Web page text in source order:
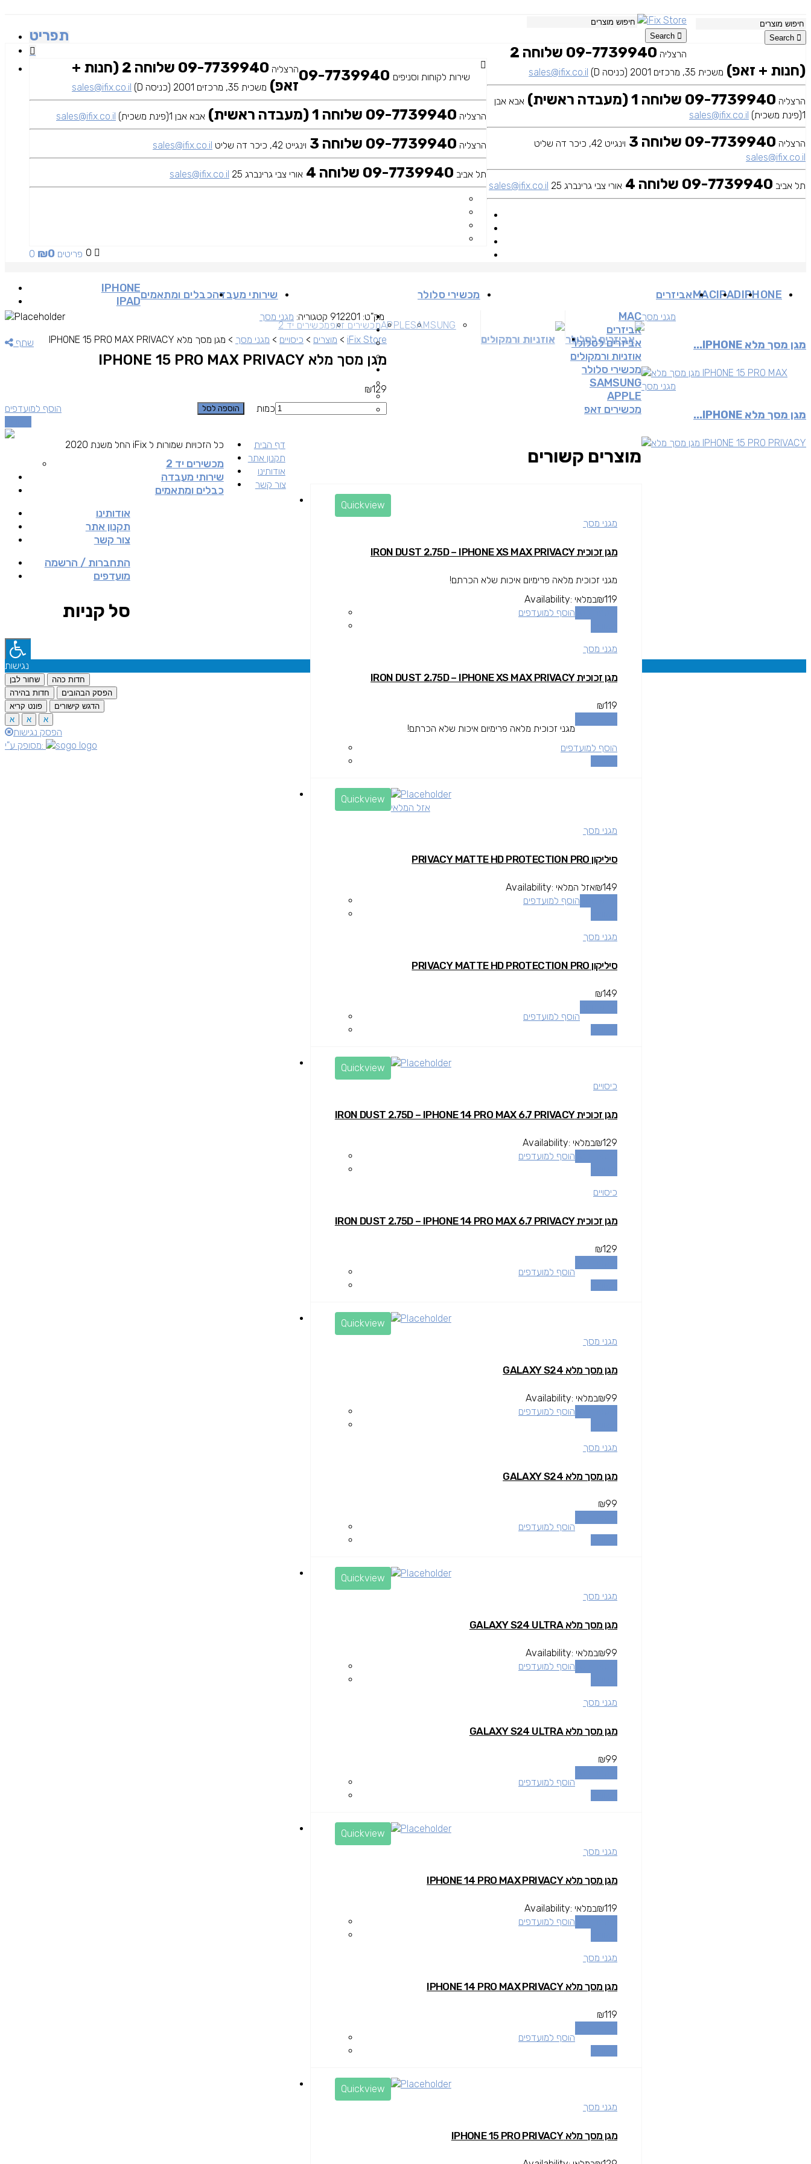
Search תפריט
שירות לקוחות וסניפים
הרצליה
09-7739940 שלוחה 2 (חנות +
זאפ) משכית 35, מרכזים 2001 (כניסה D) sales@ifix.co.il
הרצליה 09-7739940 שלוחה 1 (מעבדה ראשית) אבא אבן 1(פינת משכית) sales@ifix.co.il
הרצליה 09-7739940 שלוחה 3 וינגייט 42, כיכר דה שליט sales@ifix.co.il
תל אביב 09-7739940 שלוחה 4 אורי צבי גרינברג 25 sales@ifix.co.il
0 0 פריטים ₪0
IPHONE
IPAD
MACאביזרים
אביזרים לסלולר אוזניות ורמקולים
מכשירי סלולר
SAMSUNG
APPLEמכשירים זאפמכשירים יד 2
שירותי מעבדהכבלים ומתאמים
שתף iFix Store
> מוצרים > כיסויים > מגני מסך > מגן מסך מלא IPHONE 15 PRO MAX PRIVACY
מגן מסך מלא IPHONE 15 PRO MAX PRIVACY
₪129
כמות
הוספה לסל
הוסף למועדפים
מק"ט: 912201 קטגוריה: מגני מסך מגני מסך
מגן מסך מלא IPHONE...
מגני מסך
מגן מסך מלא IPHONE...
מוצרים קשורים
Quickview
מגני מסך
מגן זכוכית IRON DUST 2.75D – IPHONE XS MAX PRIVACY
מגני זכוכית מלאה פרימיום איכות שלא הכרתם!
₪119
Availability: במלאי
הוסף למועדפים
מגני מסך
מגן זכוכית IRON DUST 2.75D – IPHONE XS MAX PRIVACY
₪119
מגני זכוכית מלאה פרימיום איכות שלא הכרתם!
הוסף למועדפים
Quickview
אזל המלאי
מגני מסך
סיליקון PRIVACY MATTE HD PROTECTION PRO
₪149
Availability: אזל המלאי
הוסף למועדפים
מגני מסך
סיליקון PRIVACY MATTE HD PROTECTION PRO
₪149
הוסף למועדפים
Quickview
כיסויים
מגן זכוכית IRON DUST 2.75D – IPHONE 14 PRO MAX 6.7 PRIVACY
₪129
Availability: במלאי
הוסף למועדפים
כיסויים
מגן זכוכית IRON DUST 2.75D – IPHONE 14 PRO MAX 6.7 PRIVACY
₪129
הוסף למועדפים
Quickview
מגני מסך
מגן מסך מלא GALAXY S24
₪99
Availability: במלאי
הוסף למועדפים
מגני מסך
מגן מסך מלא GALAXY S24
₪99
הוסף למועדפים
Quickview
מגני מסך
מגן מסך מלא GALAXY S24 ULTRA
₪99
Availability: במלאי
הוסף למועדפים
מגני מסך
מגן מסך מלא GALAXY S24 ULTRA
₪99
הוסף למועדפים
Quickview
מגני מסך
מגן מסך מלא IPHONE 14 PRO MAX PRIVACY
₪119
Availability: במלאי
הוסף למועדפים
מגני מסך
מגן מסך מלא IPHONE 14 PRO MAX PRIVACY
₪119
הוסף למועדפים
Quickview
מגני מסך
מגן מסך מלא IPHONE 15 PRO PRIVACY
דף הבית
תקנון אתר
אודותינו
צור קשר
כל הזכויות שמורות ל iFix החל משנת 2020
Search
הרצליה
09-7739940 שלוחה 2
(חנות + זאפ) משכית 35, מרכזים 2001 (כניסה D) sales@ifix.co.il
הרצליה 09-7739940 שלוחה 1 (מעבדה ראשית)
אבא אבן
1(פינת משכית)
sales@ifix.co.il
הרצליה 09-7739940 שלוחה 3
וינגייט 42, כיכר דה שליט
sales@ifix.co.il
תל אביב 09-7739940 שלוחה 4 אורי צבי גרינברג 25 sales@ifix.co.il
IPHONE
IPAD
MAC
אביזרים
אביזרים לסלולר
אוזניות ורמקולים
מכשירי סלולר
SAMSUNG
APPLE
מכשירים זאפ
מכשירים יד 2
שירותי מעבדה
כבלים ומתאמים
אודותינו
תקנון אתר
צור קשר
התחברות / הרשמה
מועדפים
סל קניות
נגישות
שחור לבן
חדות כהה
חדות בהירה
הפסק הבהובים
פונט קריא
הדגש קישורים
א
א א
הפסק נגישות
מסופק ע"י: